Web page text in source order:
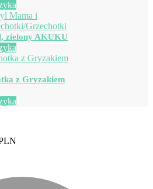
zielony AKUKU
z Gryzakiem